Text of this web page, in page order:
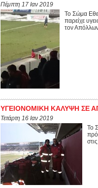
Πέμπτη 17 Ιαν 2019
Το Σώμα
παρείχε
τον
ΥΓΕΙΟΝΟΜΙΚΗ ΚΑΛΥΨΗ ΣΕ
Τετάρτη 16 Ιαν 2019
Το